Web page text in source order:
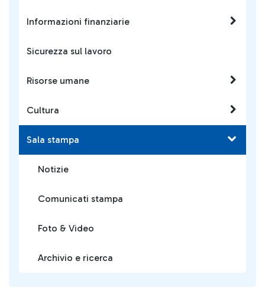
Informazioni finanziarie
Sicurezza sul lavoro
Risorse umane
Cultura
Sala stampa
Notizie
Comunicati stampa
Foto & Video
Archivio e ricerca